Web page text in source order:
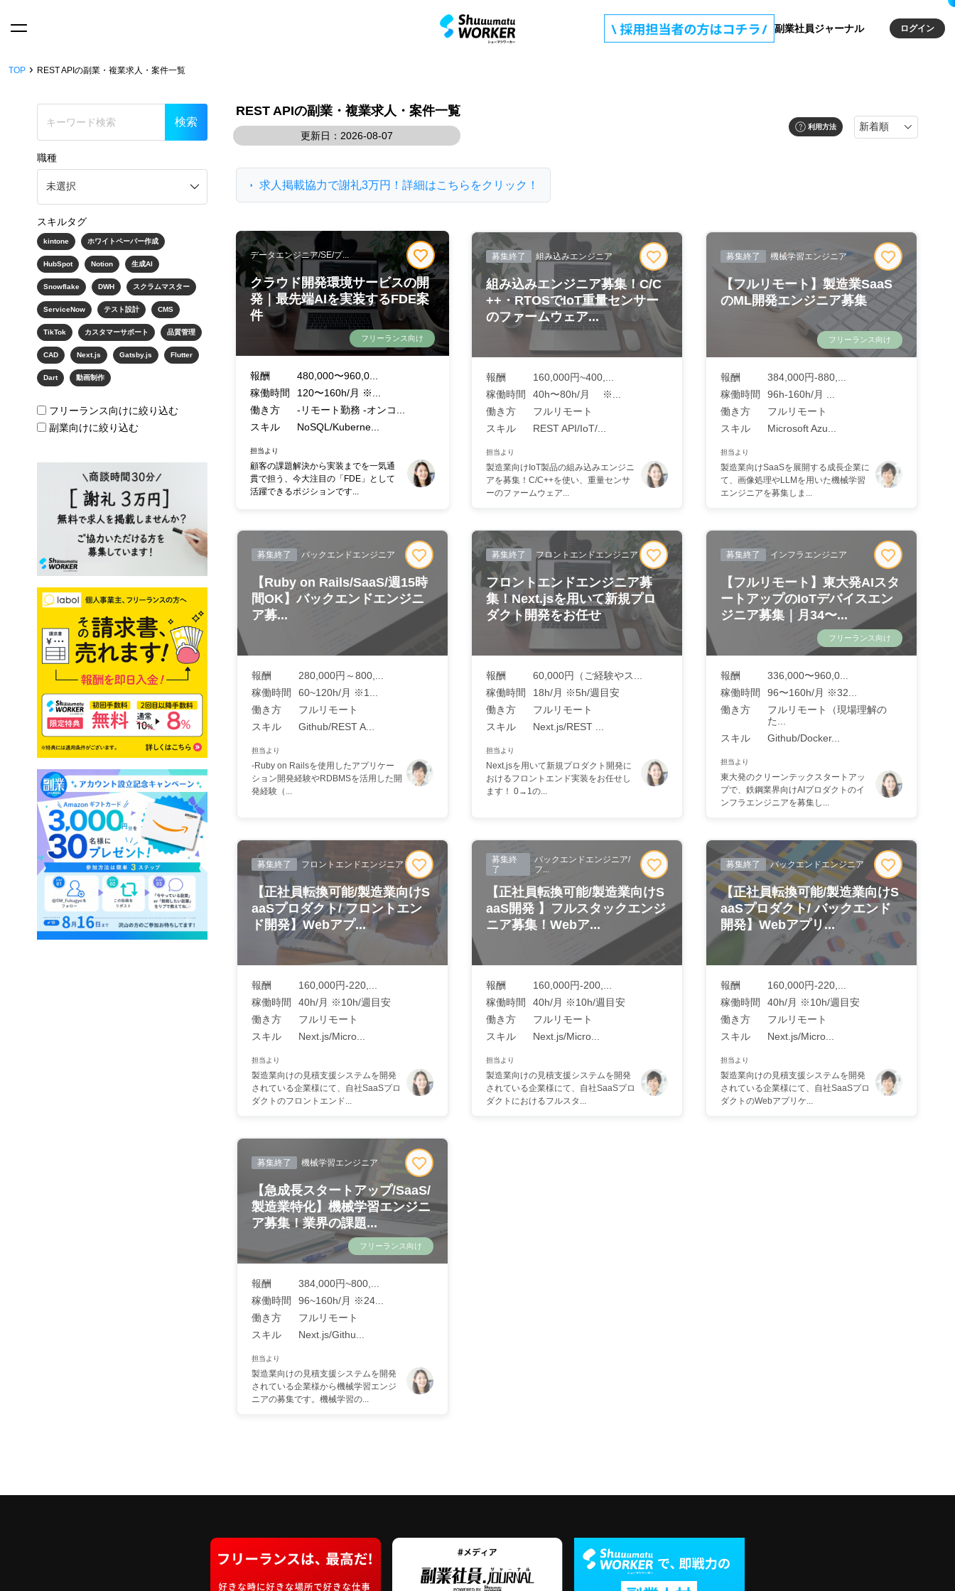
副業社員ジャーナル ログイン
TOP › REST APIの副業・複業求人・案件一覧
職種
スキルタグ
kintone ホワイトペーパー作成
HubSpot Notion 生成AI
Snowflake DWH スクラムマスター
ServiceNow テスト設計 CMS
TikTok カスタマーサポート 品質管理
CAD Next.js Gatsby.js Flutter
Dart 動画制作
フリーランス向けに絞り込む
副業向けに絞り込む
REST APIの副業・複業求人・案件一覧
更新日：2026-08-07
利用方法
求人掲載協力で謝礼3万円！詳細はこちらをクリック！
データエンジニア/SE/プ...
クラウド開発環境サービスの開
発｜最先端AIを実装するFDE案
件
フリーランス向け
報酬
480,000〜960,0...
稼働時間
120〜160h/月 ※...
働き方
-リモート勤務 -オンコ...
スキル
NoSQL/Kuberne...
担当より
顧客の課題解決から実装までを一気通
貫で担う、今大注目の「FDE」として
活躍できるポジションです...
募集終了 組み込みエンジニア
組み込みエンジニア募集！C/C
++・RTOSでIoT重量センサー
のファームウェア...
報酬
160,000円~400,...
稼働時間
40h〜80h/月 ※...
働き方
フルリモート
スキル
REST API/IoT/...
担当より
製造業向けIoT製品の組み込みエンジニ
アを募集！C/C++を使い、重量センサ
ーのファームウェア...
募集終了 機械学習エンジニア
【フルリモート】製造業SaaS
のML開発エンジニア募集
フリーランス向け
報酬
384,000円-880,...
稼働時間
96h-160h/月 ...
働き方
フルリモート
スキル
Microsoft Azu...
担当より
製造業向けSaaSを展開する成長企業に
て、画像処理やLLMを用いた機械学習
エンジニアを募集しま...
募集終了 バックエンドエンジニア
【Ruby on Rails/SaaS/週15時
間OK】バックエンドエンジニ
ア募...
報酬
280,000円～800,...
稼働時間
60~120h/月 ※1...
働き方
フルリモート
スキル
Github/REST A...
担当より
-Ruby on Railsを使用したアプリケー
ション開発経験やRDBMSを活用した開
発経験（...
募集終了 フロントエンドエンジニア
フロントエンドエンジニア募
集！Next.jsを用いて新規プロ
ダクト開発をお任せ
報酬
60,000円（ご経験やス...
稼働時間
18h/月 ※5h/週目安
働き方
フルリモート
スキル
Next.js/REST ...
担当より
Next.jsを用いて新規プロダクト開発に
おけるフロントエンド実装をお任せし
ます！ 0→1の...
募集終了 インフラエンジニア
【フルリモート】東大発AIスタ
ートアップのIoTデバイスエン
ジニア募集｜月34〜...
フリーランス向け
報酬
336,000〜960,0...
稼働時間
96〜160h/月 ※32...
働き方
フルリモート（現場理解の
た...
スキル
Github/Docker...
担当より
東大発のクリーンテックスタートアッ
プで、鉄鋼業界向けAIプロダクトのイ
ンフラエンジニアを募集し...
募集終了 フロントエンドエンジニア
【正社員転換可能/製造業向けS
aaSプロダクト/ フロントエン
ド開発】Webアプ...
報酬
160,000円-220,...
稼働時間
40h/月 ※10h/週目安
働き方
フルリモート
スキル
Next.js/Micro...
担当より
製造業向けの見積支援システムを開発
されている企業様にて、自社SaaSプロ
ダクトのフロントエンド...
募集終
了
バックエンドエンジニア/
フ...
【正社員転換可能/製造業向けS
aaS開発 】フルスタックエンジ
ニア募集！Webア...
報酬
160,000円-200,...
稼働時間
40h/月 ※10h/週目安
働き方
フルリモート
スキル
Next.js/Micro...
担当より
製造業向けの見積支援システムを開発
されている企業様にて、自社SaaSプロ
ダクトにおけるフルスタ...
募集終了 バックエンドエンジニア
【正社員転換可能/製造業向けS
aaSプロダクト/ バックエンド
開発】Webアプリ...
報酬
160,000円-220,...
稼働時間
40h/月 ※10h/週目安
働き方
フルリモート
スキル
Next.js/Micro...
担当より
製造業向けの見積支援システムを開発
されている企業様にて、自社SaaSプロ
ダクトのWebアプリケ...
募集終了 機械学習エンジニア
【急成長スタートアップ/SaaS/
製造業特化】機械学習エンジニ
ア募集！業界の課題...
フリーランス向け
報酬
384,000円~800,...
稼働時間
96~160h/月 ※24...
働き方
フルリモート
スキル
Next.js/Githu...
担当より
製造業向けの見積支援システムを開発
されている企業様から機械学習エンジ
ニアの募集です。機械学習の...